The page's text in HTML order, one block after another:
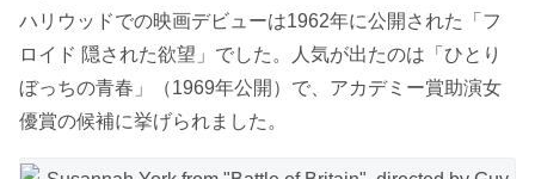
ハリウッドでの映画デビューは1962年に公開された「フ
ロイド 隠された欲望」でした。人気が出たのは「ひとり
ぼっちの青春」（1969年公開）で、アカデミー賞助演女
優賞の候補に挙げられました。